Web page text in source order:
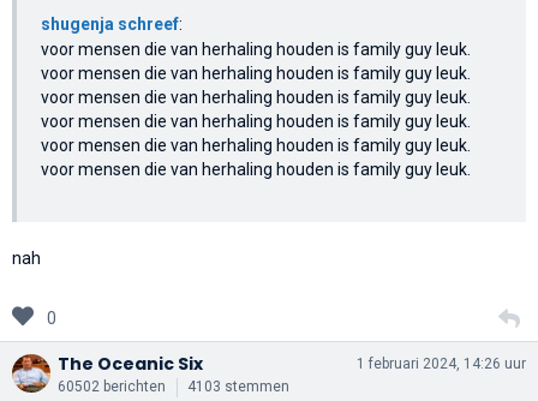
shugenja schreef:
voor mensen die van herhaling houden is family guy leuk.
voor mensen die van herhaling houden is family guy leuk.
voor mensen die van herhaling houden is family guy leuk.
voor mensen die van herhaling houden is family guy leuk.
voor mensen die van herhaling houden is family guy leuk.
voor mensen die van herhaling houden is family guy leuk.
nah
0
The Oceanic Six
60502 berichten 4103 stemmen
1 februari 2024, 14:26 uur